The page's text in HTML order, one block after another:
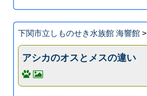
下関市立しものせき水族館 海響館>
アシカのオスとメスの違い